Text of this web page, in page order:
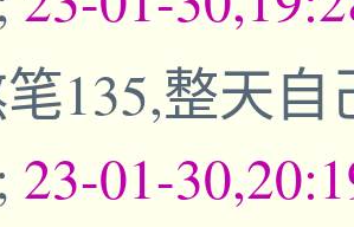
135,整天
23-01-